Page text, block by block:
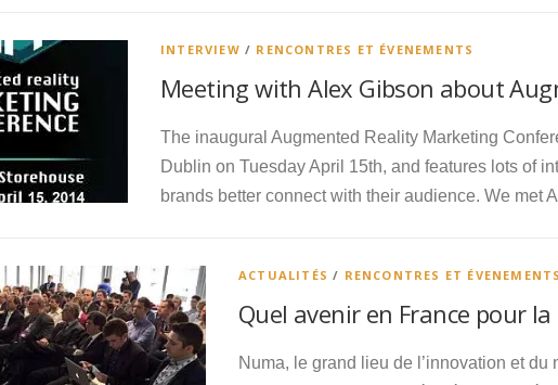
INTERVIEW / RENCONTRES ET ÉVENEMENTS
Meeting with Alex Gibson about
The inaugural Augmented Reality Marketing
Dublin on Tuesday April 15th, and features lots of
brands better connect with their audience. We met
ACTUALITÉS / RENCONTRES ET ÉVENEMENTS
Quel avenir en France pour
Numa, le grand lieu de l’innovation et